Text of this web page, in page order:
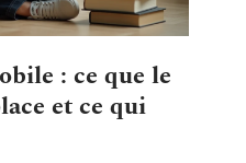
: ce que le
et ce qui